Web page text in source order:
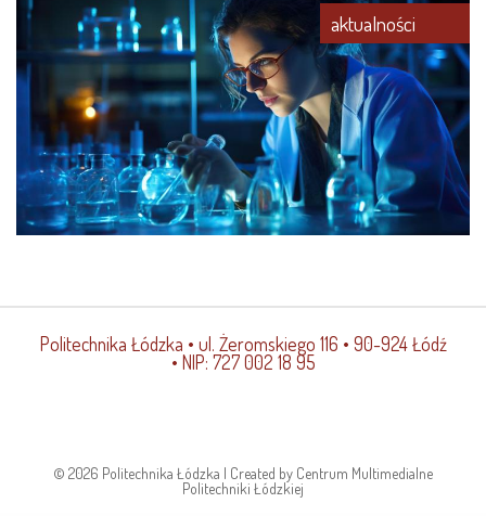
aktualności
Politechnika Łódzka • ul. Żeromskiego 116 • 90-924 Łódź
• NIP: 727 002 18 95
© 2026 Politechnika Łódzka | Created by Centrum Multimedialne
Politechniki Łódzkiej